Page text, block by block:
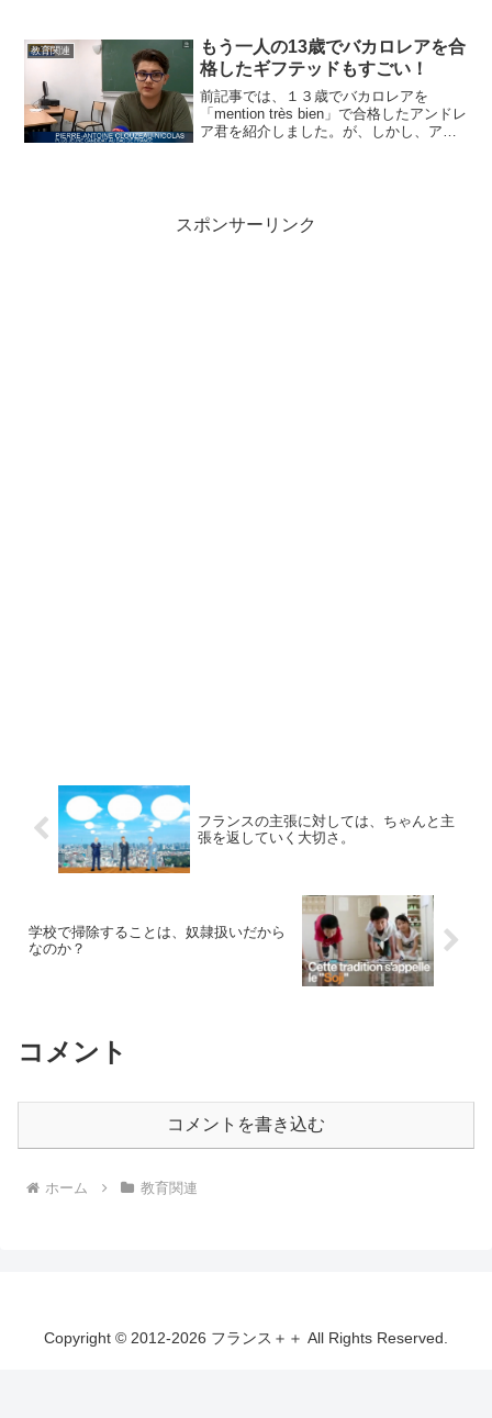
等で流れる音楽も、外...
教育関連
もう一人の13歳でバカロレアを合
格したギフテッドもすごい！
前記事では、１３歳でバカロレアを
「mention très bien」で合格したアンドレ
ア君を紹介しました。が、しかし、アン
スポンサーリンク
フランスの主張に対しては、ちゃんと主
張を返していく大切さ。
学校で掃除することは、奴隷扱いだから
なのか？
コメント
コメントを書き込む
ホーム 教育関連
Copyright © 2012-2026 フランス＋＋ All Rights Reserved.